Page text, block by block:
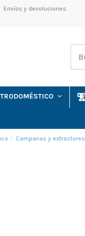
Envíos y devoluciones
Campanas y extractores